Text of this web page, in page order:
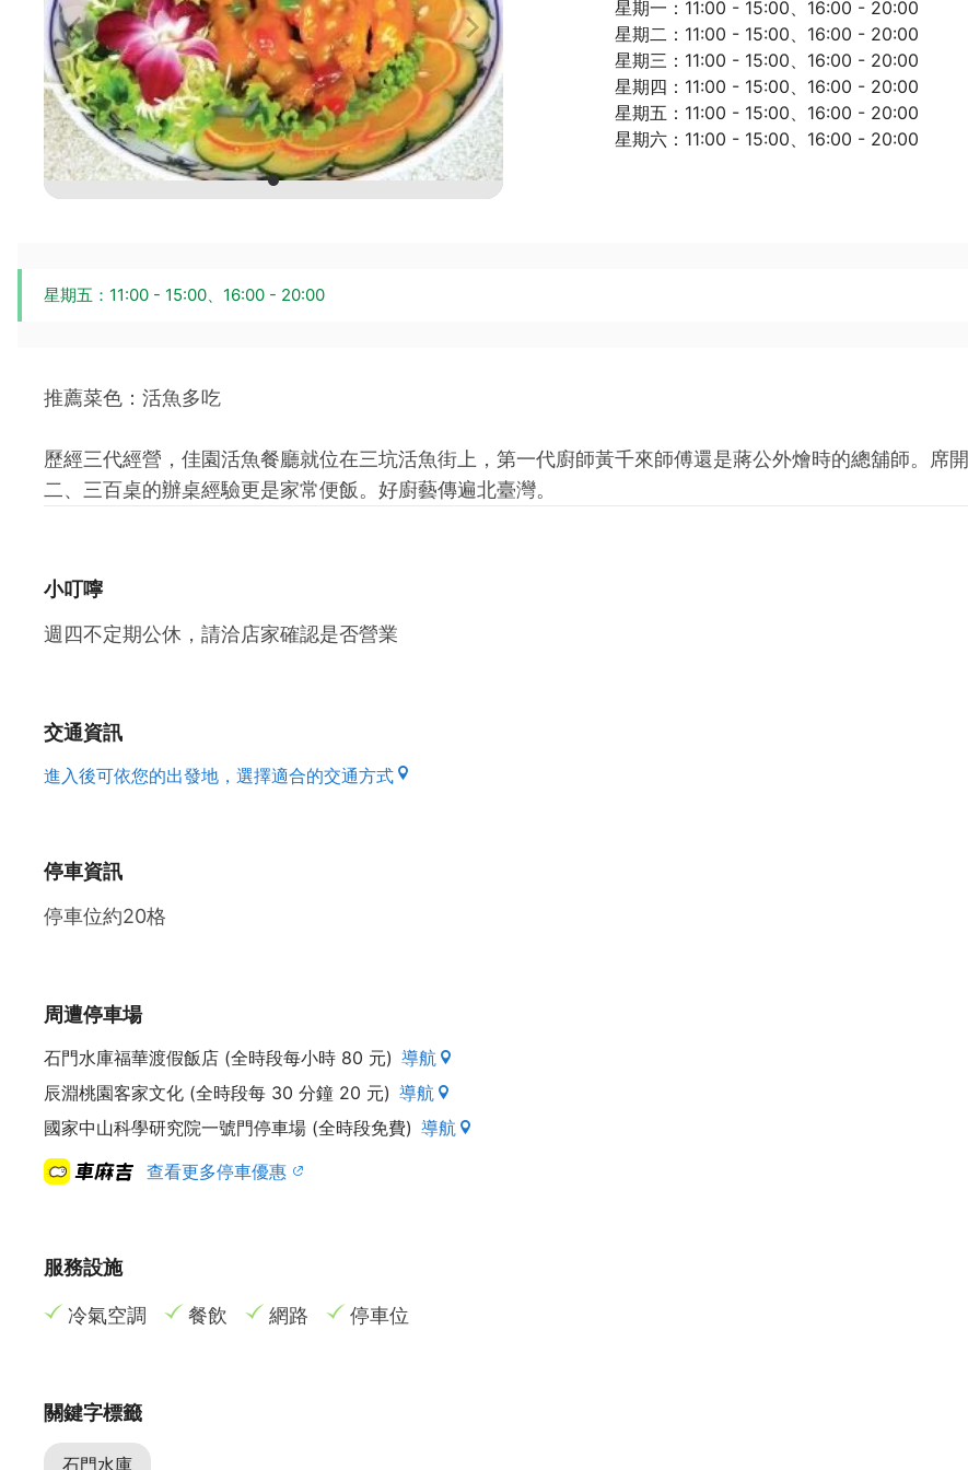
星期一：11:00 - 15:00、16:00 - 20:00
星期二：11:00 - 15:00、16:00 - 20:00
星期三：11:00 - 15:00、16:00 - 20:00
星期四：11:00 - 15:00、16:00 - 20:00
星期五：11:00 - 15:00、16:00 - 20:00
星期六：11:00 - 15:00、16:00 - 20:00
星期五：11:00 - 15:00、16:00 - 20:00
推薦菜色：活魚多吃
歷經三代經營，佳園活魚餐廳就位在三坑活魚街上，第一代廚師黃千來師傅還是蔣公外燴時的總舖師。席開
二、三百桌的辦桌經驗更是家常便飯。好廚藝傳遍北臺灣。
小叮嚀
週四不定期公休，請洽店家確認是否營業
交通資訊
進入後可依您的出發地，選擇適合的交通方式
停車資訊
停車位約20格
周遭停車場
石門水庫福華渡假飯店 (全時段每小時 80 元) 導航
辰淵桃園客家文化 (全時段每 30 分鐘 20 元) 導航
國家中山科學研究院一號門停車場 (全時段免費) 導航
查看更多停車優惠
服務設施
冷氣空調 餐飲 網路 停車位
關鍵字標籤
石門水庫